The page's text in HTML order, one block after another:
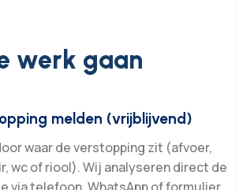
werk gaan
melden (vrijblijvend)
waar de verstopping zit (afvoer,
wc of riool). Wij analyseren direct de